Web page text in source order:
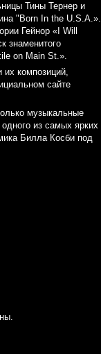
Тины Тернер и
"Born In the U.S.A.».
Гейнор «I Will
знаменитого
on Main St.».
композиций,
сайте
музыкальные
из самых ярких
Билла Косби под